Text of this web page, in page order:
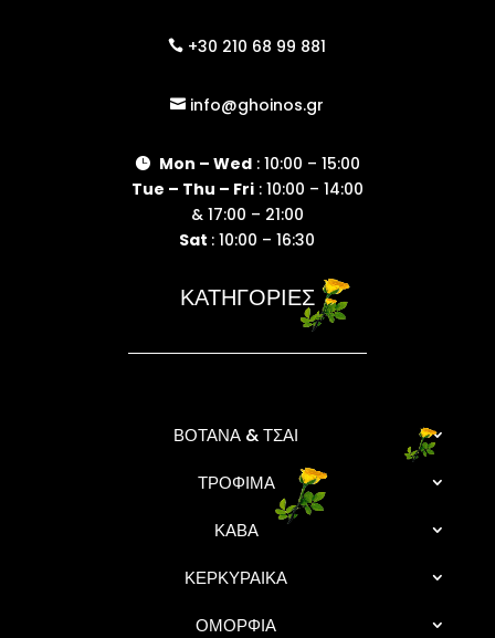
 +30 210 68 99 881
 info@ghoinos.gr
 Mon – Wed: 10:00 – 15:00
Tue – Thu – Fri: 10:00 – 14:00
& 17:00 – 21:00
Sat : 10:00 – 16:30
ΚΑΤΗΓΟΡΙΕΣ
ΒΟΤΑΝΑ & ΤΣΑΙ
ΤΡΟΦΙΜΑ
ΚΑΒΑ
ΚΕΡΚΥΡΑΙΚΑ
ΟΜΟΡΦΙΑ